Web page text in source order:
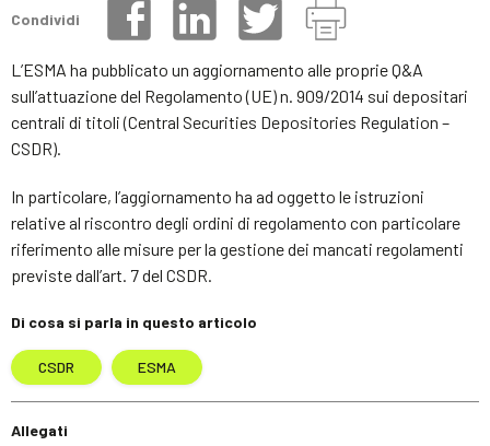
Condividi
L’ESMA ha pubblicato un aggiornamento alle proprie Q&A
sull’attuazione del Regolamento (UE) n. 909/2014 sui depositari
centrali di titoli (Central Securities Depositories Regulation –
CSDR).
In particolare, l’aggiornamento ha ad oggetto le istruzioni
relative al riscontro degli ordini di regolamento con particolare
riferimento alle misure per la gestione dei mancati regolamenti
previste dall’art. 7 del CSDR.
Di cosa si parla in questo articolo
CSDR ESMA
Allegati